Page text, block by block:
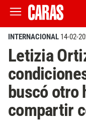
INTERNACIONAL 14-02-
Letizia
buscó otro
compartir